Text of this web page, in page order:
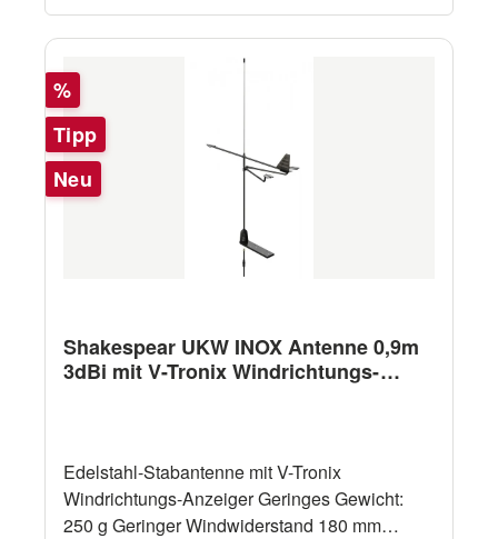
Rabatt
%
Tipp
Neu
Shakespear UKW INOX Antenne 0,9m
3dBi mit V-Tronix Windrichtungs-
Edelstahl-Stabantenne mit V-Tronix
Windrichtungs-Anzeiger Geringes Gewicht:
250 g Geringer Windwiderstand 180 mm